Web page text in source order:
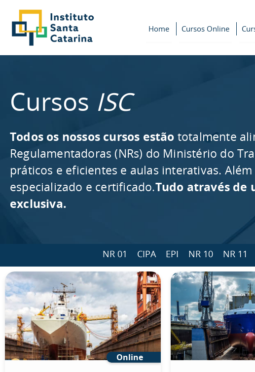
Home Cursos Online
Cursos ISC
Todos os nossos cursos estão totalmente
Regulamentadoras (NRs) do Ministério do
práticos e eficientes e aulas interativas.
especializado e certificado.Tudo através
exclusiva.
NR 01 CIPA EPI NR 10 NR 11
Online